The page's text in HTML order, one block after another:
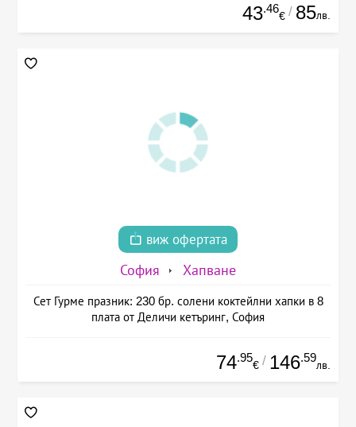
43.46
€ / 85лв.
виж офертата
София Хапване
Сет Гурме празник: 230 бр. солени коктейлни хапки в 8
плата от Деличи кетъринг, София
74.95
€ / 146.59
лв.